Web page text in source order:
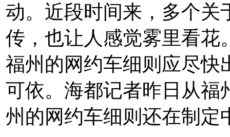
动。近段时间来，多个关
传，也让人感觉雾里看花
福州的网约车细则应尽快
可依。海都记者昨日从福
州的网约车细则还在制定